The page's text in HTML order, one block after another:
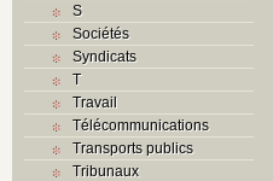
S
Sociétés
Syndicats
T
Travail
Télécommunications
Transports publics
Tribunaux